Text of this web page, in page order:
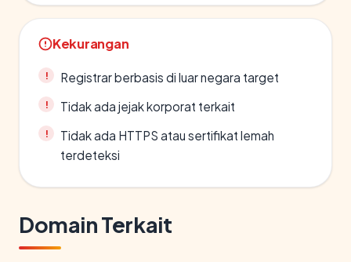
Kekurangan
Registrar berbasis di luar negara target
Tidak ada jejak korporat terkait
Tidak ada HTTPS atau sertifikat lemah
terdeteksi
Domain Terkait